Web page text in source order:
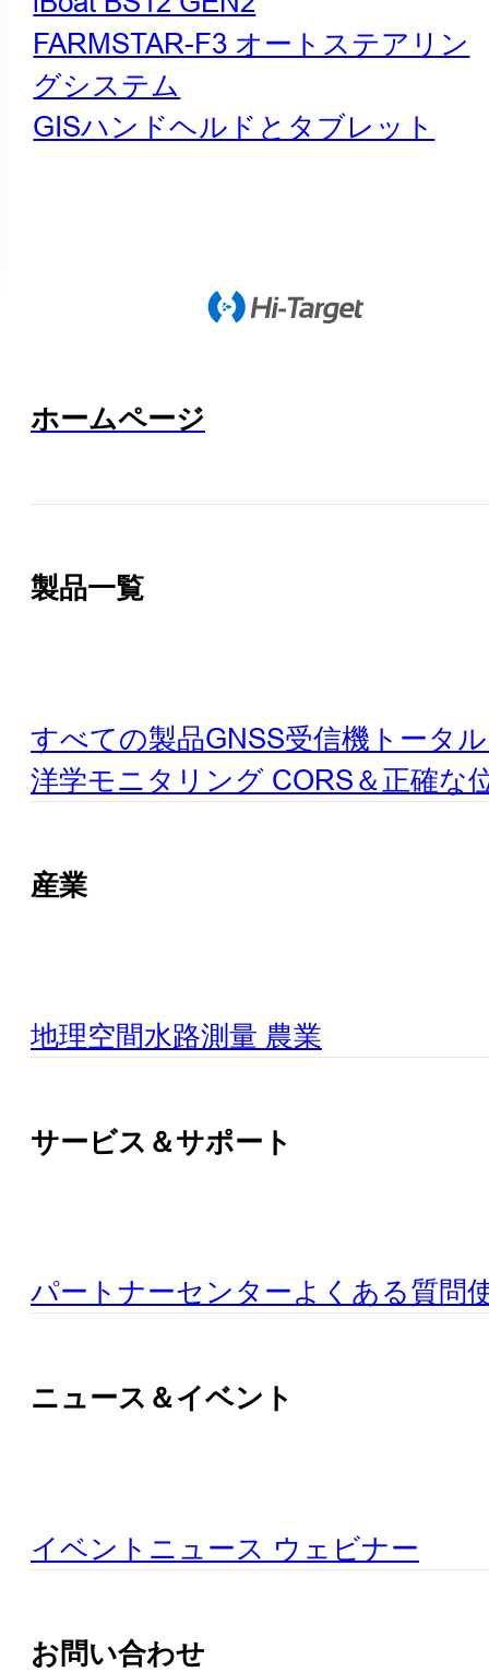
FARMSTAR-F3 オートステアリン
グシステム
GISハンドヘルドとタブレット
ホームページ
製品一覧
すべての製品GNSS受信機 トータ
洋学モニタリング CORS＆正確な
産業
地理空間水路測量 農業
サービス＆サポート
パートナーセンターよくある質問
ニュース＆イベント
イベント ニュース ウェビナー
お問い合わせ